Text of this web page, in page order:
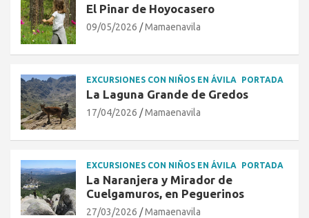
El Pinar de Hoyocasero
09/05/2026 Mamaenavila
EXCURSIONES CON NIÑOS EN ÁVILA PORTADA
La Laguna Grande de Gredos
17/04/2026 Mamaenavila
EXCURSIONES CON NIÑOS EN ÁVILA PORTADA
La Naranjera y Mirador de
Cuelgamuros, en Peguerinos
27/03/2026 Mamaenavila